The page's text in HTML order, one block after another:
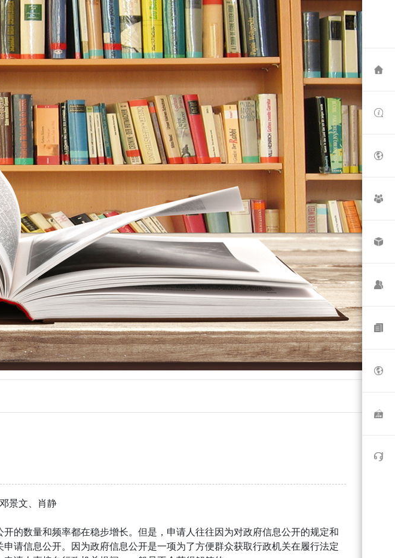
景文、肖静
的数量和频率都在稳步增长。但是，申请人往往因为对政府信息公开的规定和
请信息公开。因为政府信息公开是一项为了方便群众获取行政机关在履行法定